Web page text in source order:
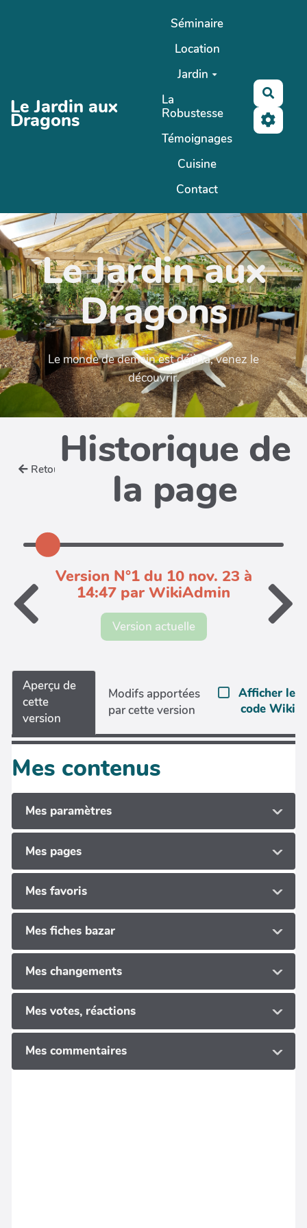
Le Jardin aux
Dragons
Séminaire
Location
Jardin
La
Robustesse
Témoignages
Cuisine
Contact
Le Jardin aux
Dragons
Le monde de demain est déjà la, venez le
découvrir.
Retour Historique de
la page
Version N°1 du 10 nov. 23 à
14:47 par WikiAdmin
Version actuelle
Aperçu de
cette
version
Modifs apportées
par cette version
Afficher le
code Wiki